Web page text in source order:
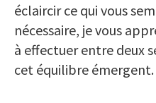
éclaircir ce qui vous
nécessaire, je vous
à effectuer entre deux
cet équilibre émergent.